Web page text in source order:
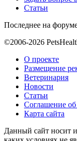
Статьи
Последнее на
©2006-2026
О проекте
Размещение
Ветеринария
Новости
Статьи
Соглашение
Карта сайта
Данный сайт носит